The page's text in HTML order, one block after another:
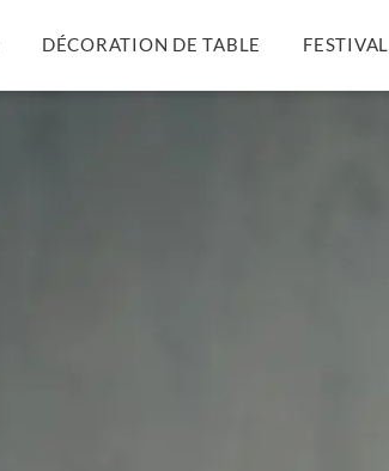
DÉCORATION DE TABLE